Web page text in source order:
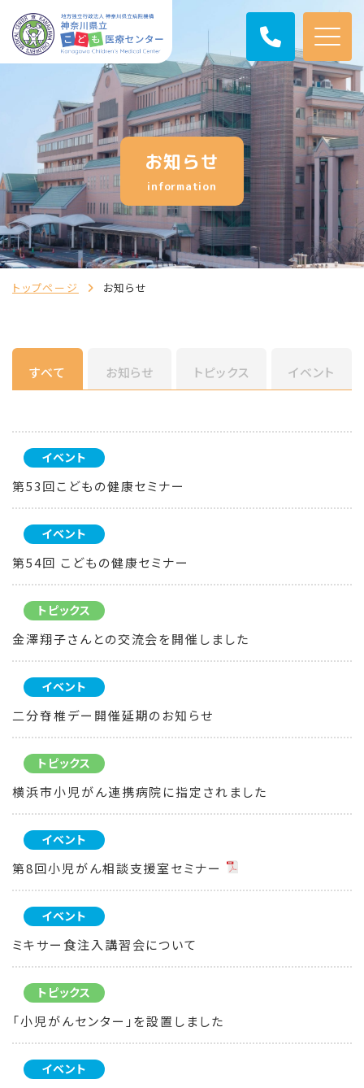
お知らせ
information
トップページ お知らせ
すべて お知らせ トピックス イベント
イベント
第53回こどもの健康セミナー
イベント
第54回 こどもの健康セミナー
トピックス
金澤翔子さんとの交流会を開催しました
イベント
二分脊椎デー開催延期のお知らせ
トピックス
横浜市小児がん連携病院に指定されました
イベント
第8回小児がん相談支援室セミナー
イベント
ミキサー食注入講習会について
トピックス
「小児がんセンター」を設置しました
イベント